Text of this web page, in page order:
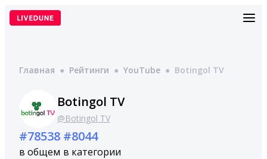
Перейти
Главная ● Рейтинги ● YouTube ● Botingol TV
Botingol TV
@Botingol TV
#78538
в общем
#8044
в категории